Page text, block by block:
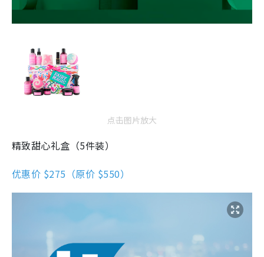
点击图片放大
精致甜心礼盒（5件装）
优惠价 $275（原价 $550）